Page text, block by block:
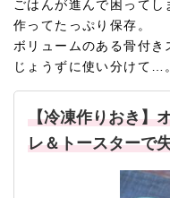
ごはんが進んで困ってし
作ってたっぷり保存。
ボリュームのある骨付
じょうずに使い分けて…
【冷凍作りおき】
レ＆トースターで